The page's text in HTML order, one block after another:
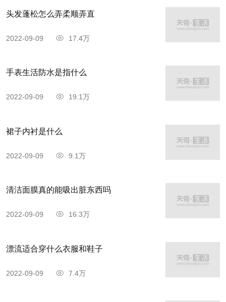
头发蓬松怎么弄柔顺弄直
2022-09-09 17.4万
手表生活防水是指什么
2022-09-09 19.1万
裙子内衬是什么
2022-09-09 9.1万
清洁面膜真的能吸出脏东西吗
2022-09-09 16.3万
漂流适合穿什么衣服和鞋子
2022-09-09 7.4万